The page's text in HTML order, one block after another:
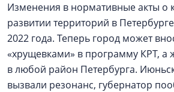
Изменения в нормативные акты о
развитии территорий в
2022 года. Теперь город может
«хрущевками» в программу КРТ, а
в любой район Петербурга.
вызвали резонанс, губернатор